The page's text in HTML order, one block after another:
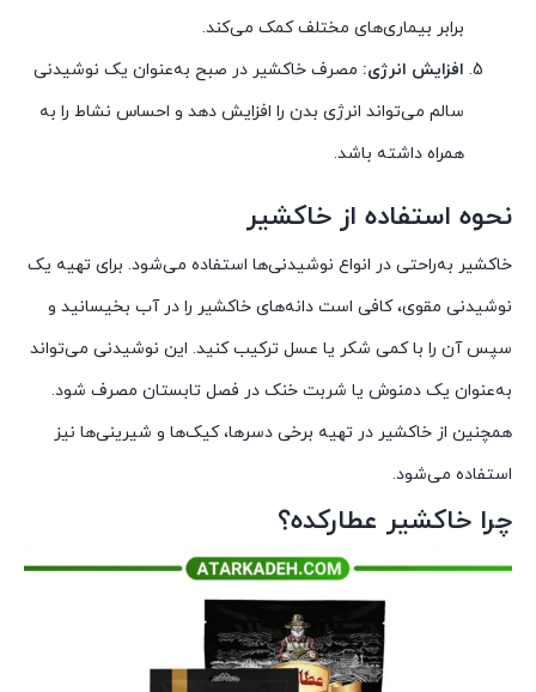
برابر بیماری‌های مختلف کمک می‌کند.
افزایش انرژی: مصرف خاکشیر در صبح به‌عنوان یک نوشیدنی
سالم می‌تواند انرژی بدن را افزایش دهد و احساس نشاط را به
همراه داشته باشد.
نحوه استفاده از خاکشیر
خاکشیر به‌راحتی در انواع نوشیدنی‌ها استفاده می‌شود. برای تهیه یک
نوشیدنی مقوی، کافی است دانه‌های خاکشیر را در آب بخیسانید و
سپس آن را با کمی شکر یا عسل ترکیب کنید. این نوشیدنی می‌تواند
به‌عنوان یک دمنوش یا شربت خنک در فصل تابستان مصرف شود.
همچنین از خاکشیر در تهیه برخی دسرها، کیک‌ها و شیرینی‌ها نیز
استفاده می‌شود.
چرا خاکشیر عطارکده؟